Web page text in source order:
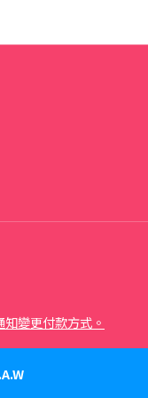
變更付款方式。